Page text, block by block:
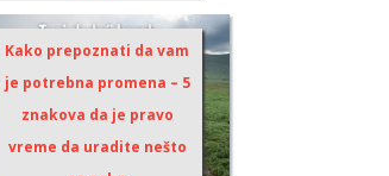
Kako prepoznati da vam
je potrebna promena – 5
znakova da je pravo
vreme da uradite nešto